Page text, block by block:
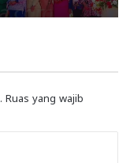
Ruas yang wajib